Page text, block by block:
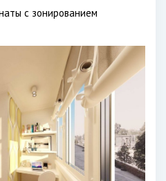
с зонированием